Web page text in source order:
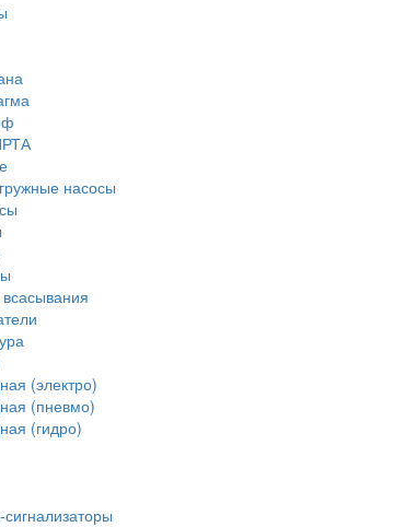
насосы
(электро)
(пневмо)
(гидро)